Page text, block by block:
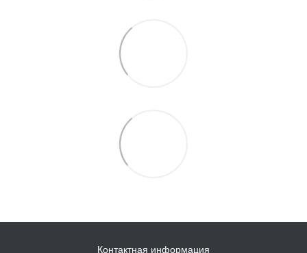
Контактная информация